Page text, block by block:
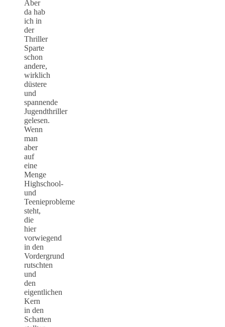
Aber
da hab
ich in
der
Thriller
Sparte
schon
andere,
wirklich
düstere
und
spannende
Jugendthriller
gelesen.
Wenn
man
aber
auf
eine
Menge
Highschool-
und
Teenieprobleme
steht,
die
hier
vorwiegend
in den
Vordergrund
rutschten
und
den
eigentlichen
Kern
in den
Schatten